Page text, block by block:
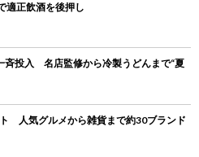
適正飲酒を後押し
斉投入 名店監修から冷製うどんまで“夏
人気グルメから雑貨まで約30ブランド